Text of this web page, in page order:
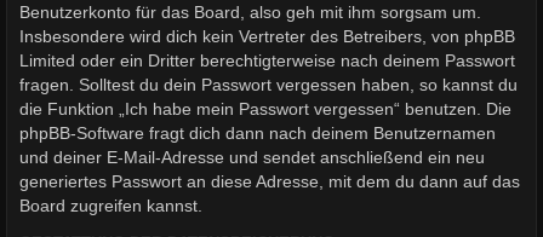
Benutzerkonto für das Board, also geh mit ihm sorgsam um.
Insbesondere wird dich kein Vertreter des Betreibers, von phpBB
Limited oder ein Dritter berechtigterweise nach deinem Passwort
fragen. Solltest du dein Passwort vergessen haben, so kannst du
die Funktion „Ich habe mein Passwort vergessen“ benutzen. Die
phpBB-Software fragt dich dann nach deinem Benutzernamen
und deiner E-Mail-Adresse und sendet anschließend ein neu
generiertes Passwort an diese Adresse, mit dem du dann auf das
Board zugreifen kannst.